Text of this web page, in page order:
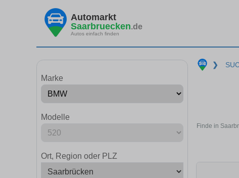
Automarkt
Saarbruecken.de
Autos einfach finden
Marke
Modelle
Ort, Region oder PLZ
❯
Finde in